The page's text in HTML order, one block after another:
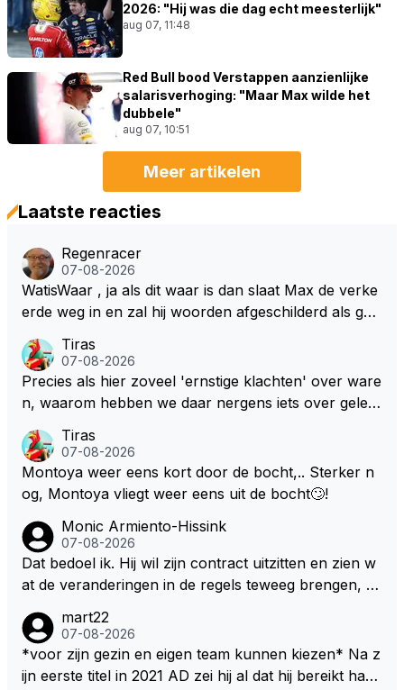
2026: "Hij was die dag echt meesterlijk"
aug 07, 11:48
Red Bull bood Verstappen aanzienlijke
salarisverhoging: "Maar Max wilde het
dubbele"
aug 07, 10:51
Meer artikelen
Laatste reacties
Regenracer
07-08-2026
WatisWaar , ja als dit waar is dan slaat Max de verke
erde weg in en zal hij woorden afgeschilderd als gel
voor een keuze worden gesteld .
Tiras
07-08-2026
Precies als hier zoveel 'ernstige klachten' over ware
n, waarom hebben we daar nergens iets over gelez
Tiras
07-08-2026
Montoya weer eens kort door de bocht,.. Sterker n
og, Montoya vliegt weer eens uit de bocht🙄!
Monic Armiento-Hissink
07-08-2026
Dat bedoel ik. Hij wil zijn contract uitzitten en zien w
at de veranderingen in de regels teweeg brengen, al
ijn eigen team te kiezen en zijn gezin. hij kan dan zelf
bepalen aan welke races hij mee wil doen en is ook
vaker thuis. Hij zit dan ook niet meer vast aan een c
mart22
07-08-2026
*voor zijn gezin en eigen team kunnen kiezen* Na z
ijn eerste titel in 2021 AD zei hij al dat hij bereikt had